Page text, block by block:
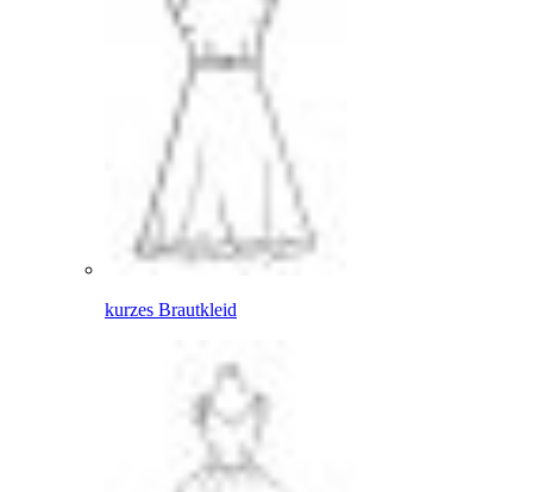
kurzes Brautkleid